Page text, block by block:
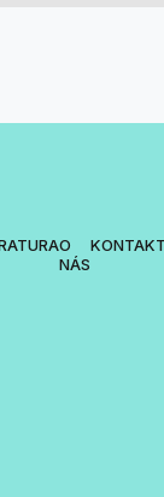
O
NÁS